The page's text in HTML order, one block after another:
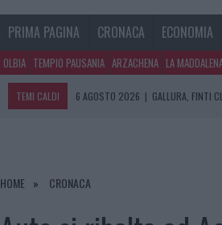
PRIMA PAGINA CRONACA ECONOMIA
OLBIA TEMPIO PAUSANIA ARZACHENA LA
TEMI CALDI 6 AGOSTO 2026 | GALLURA, FINTI
HOME CRONACA